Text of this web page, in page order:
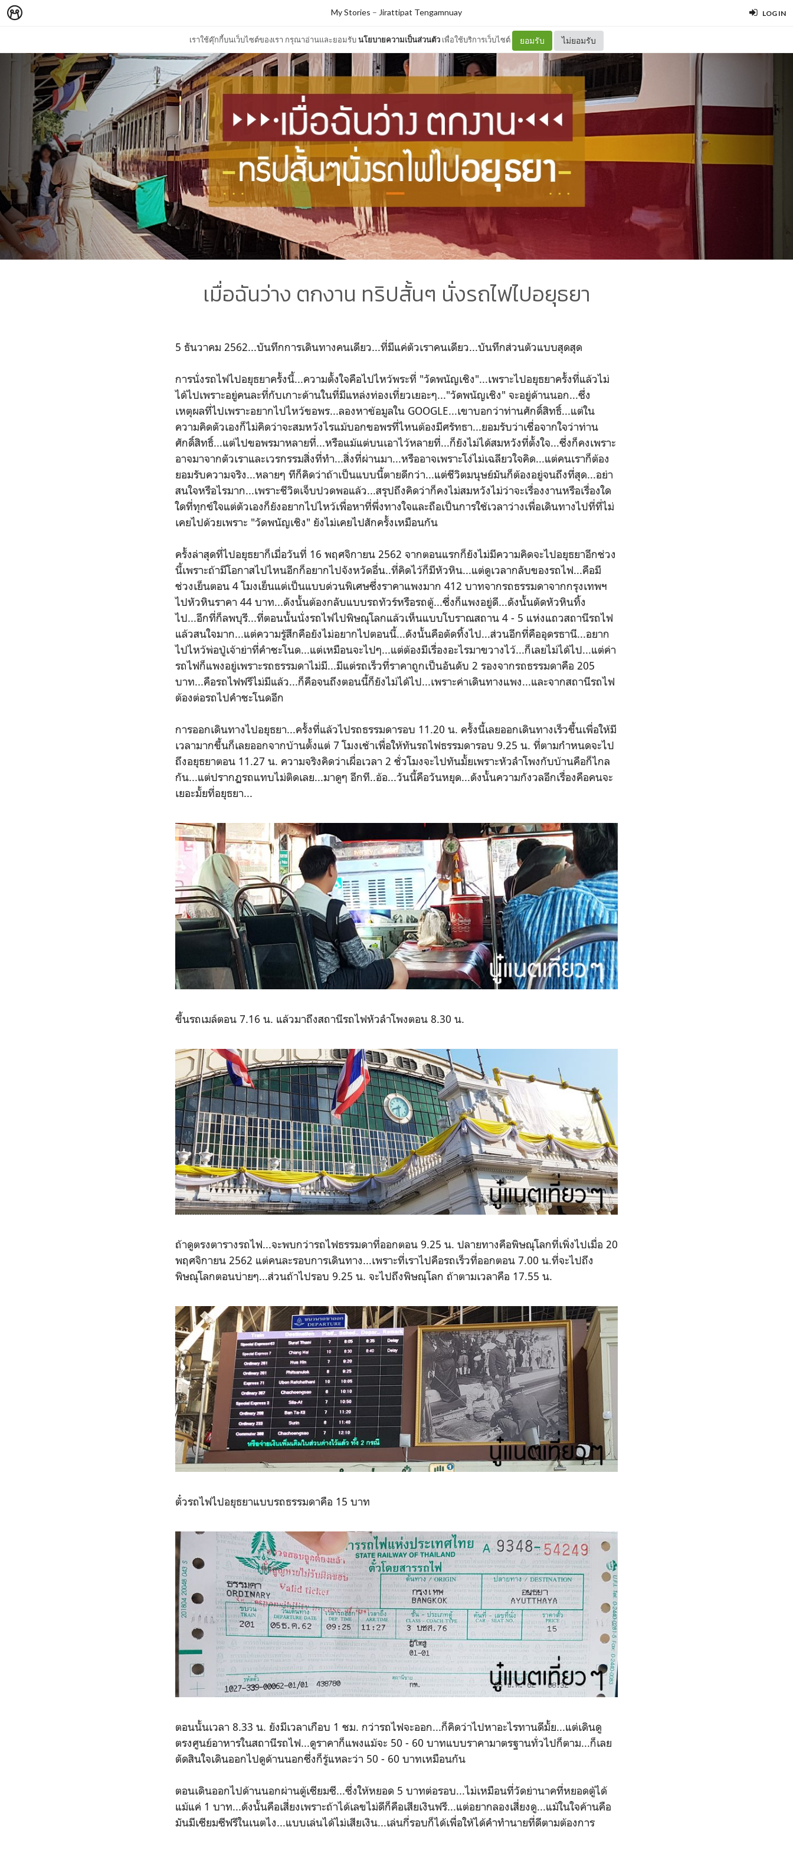
LOG IN
เราใช้คุ๊กกี้บนเว็บไซต์ของเรา กรุณาอ่านและยอมรับนโยบายความเป็นส่วนตัว เพื่อใช้บริการเว็บไซต์ ยอมรับ ไม่ยอมรับ
My Stories – Jirattipat Tengamnuay
เมื่อฉันว่าง ตกงาน ทริปสั้นๆ นั่งรถไฟไปอยุธยา
5 ธันวาคม 2562...บันทึกการเดินทางคนเดียว...ที่มีแค่ตัวเราคนเดียว...บันทึกส่วนตัวแบบสุดสุด
การนั่งรถไฟไปอยุธยาครั้งนี้...ความตั้งใจคือไปไหว้พระที่ "วัดพนัญเชิง"...เพราะไปอยุธยาครั้งที่แล้วไม่
ได้ไปเพราะอยู่คนละที่กับเกาะด้านในที่มีแหล่งท่องเที่ยวเยอะๆ..."วัดพนัญเชิง" จะอยู่ด้านนอก...ซึ่ง
เหตุผลที่ไปเพราะอยากไปไหว้ขอพร...ลองหาข้อมูลใน GOOGLE...เขาบอกว่าท่านศักดิ์สิทธิ์...แต่ใน
ความคิดตัวเองก็ไม่คิดว่าจะสมหวังไรแม้บอกขอพรที่ไหนต้องมีศรัทธา...ยอมรับว่าเชื่อจากใจว่าท่าน
ศักดิ์สิทธิ์...แต่ไปขอพรมาหลายที่...หรือแม้แต่บนเอาไว้หลายที่...ก็ยังไม่ได้สมหวังที่ตั้งใจ...ซึ่งก็คงเพราะ
อาจมาจากตัวเราและเวรกรรมสิ่งที่ทำ...สิ่งที่ผ่านมา...หรืออาจเพราะโง่ไม่เฉลียวใจคิด...แต่คนเราก็ต้อง
ยอมรับความจริง...หลายๆ ทีก็คิดว่าถ้าเป็นแบบนี้ตายดีกว่า...แต่ชีวิตมนุษย์มันก็ต้องอยู่จนถึงที่สุด...อย่า
สนใจหรือไรมาก...เพราะชีวิตเจ็บปวดพอแล้ว...สรุปถึงคิดว่าก็คงไม่สมหวังไม่ว่าจะเรื่องงานหรือเรื่องใด
ใดที่ทุกข์ใจแต่ตัวเองก็ยังอยากไปไหว้เพื่อหาที่พึ่งทางใจและถือเป็นการใช้เวลาว่างเพื่อเดินทางไปที่ที่ไม่
เคยไปด้วยเพราะ "วัดพนัญเชิง" ยังไม่เคยไปสักครั้งเหมือนกัน
ครั้งล่าสุดที่ไปอยุธยาก็เมื่อวันที่ 16 พฤศจิกายน 2562 จากตอนแรกก็ยังไม่มีความคิดจะไปอยุธยาอีกช่วง
นี้เพราะถ้ามีโอกาสไปไหนอีกก็อยากไปจังหวัดอื่น..ที่คิดไว้ก็มีหัวหิน...แต่ดูเวลากลับของรถไฟ...คือมี
ช่วงเย็นตอน 4 โมงเย็นแต่เป็นแบบด่วนพิเศษซึ่งราคาแพงมาก 412 บาทจากรถธรรมดาจากกรุงเทพฯ
ไปหัวหินราคา 44 บาท...ดังนั้นต้องกลับแบบรถทัวร์หรือรถตู้...ซึ่งก็แพงอยู่ดี...ดังนั้นตัดหัวหินทิ้ง
ไป...อีกที่ก็ลพบุรี...ที่ตอนนั้นนั่งรถไฟไปพิษณุโลกแล้วเห็นแบบโบราณสถาน 4 - 5 แห่งแถวสถานีรถไฟ
แล้วสนใจมาก...แต่ความรู้สึกคือยังไม่อยากไปตอนนี้...ดังนั้นคือตัดทิ้งไป...ส่วนอีกที่คืออุดรธานี...อยาก
ไปไหว้พ่อปู่เจ้าย่าที่คำชะโนด...แต่เหมือนจะไปๆ...แต่ต้องมีเรื่องอะไรมาขวางไว้...ก็เลยไม่ได้ไป...แต่ค่า
รถไฟก็แพงอยู่เพราะรถธรรมดาไม่มี...มีแต่รถเร็วที่ราคาถูกเป็นอันดับ 2 รองจากรถธรรมดาคือ 205
บาท...คือรถไฟฟรีไม่มีแล้ว...ก็คือจนถึงตอนนี้ก็ยังไม่ได้ไป...เพราะค่าเดินทางแพง...และจากสถานีรถไฟ
ต้องต่อรถไปคำชะโนดอีก
การออกเดินทางไปอยุธยา...ครั้งที่แล้วไปรถธรรมดารอบ 11.20 น. ครั้งนี้เลยออกเดินทางเร็วขึ้นเพื่อให้มี
เวลามากขึ้นก็เลยออกจากบ้านตั้งแต่ 7 โมงเช้าเพื่อให้ทันรถไฟธรรมดารอบ 9.25 น. ที่ตามกำหนดจะไป
ถึงอยุธยาตอน 11.27 น. ความจริงคิดว่าเผื่อเวลา 2 ชั่วโมงจะไปทันมั้ยเพราะหัวลำโพงกับบ้านคือก็ไกล
กัน...แต่ปรากฏรถแทบไม่ติดเลย...มาดูๆ อีกที..อ้อ...วันนี้คือวันหยุด...ดังนั้นความกังวลอีกเรื่องคือคนจะ
เยอะมั้ยที่อยุธยา...
ขึ้นรถเมล์ตอน 7.16 น. แล้วมาถึงสถานีรถไฟหัวลำโพงตอน 8.30 น.
ถ้าดูตรงตารางรถไฟ...จะพบกว่ารถไฟธรรมดาที่ออกตอน 9.25 น. ปลายทางคือพิษณุโลกที่เพิ่งไปเมื่อ 20
พฤศจิกายน 2562 แต่คนละรอบการเดินทาง...เพราะที่เราไปคือรถเร็วที่ออกตอน 7.00 น.ที่จะไปถึง
พิษณุโลกตอนบ่ายๆ...ส่วนถ้าไปรอบ 9.25 น. จะไปถึงพิษณุโลก ถ้าตามเวลาคือ 17.55 น.
ตั๋วรถไฟไปอยุธยาแบบรถธรรมดาคือ 15 บาท
ตอนนั้นเวลา 8.33 น. ยังมีเวลาเกือบ 1 ชม. กว่ารถไฟจะออก...ก็คิดว่าไปหาอะไรทานดีมั้ย...แต่เดินดู
ตรงศูนย์อาหารในสถานีรถไฟ...ดูราคาก็แพงแม้จะ 50 - 60 บาทแบบราคามาตรฐานทั่วไปก็ตาม...ก็เลย
ตัดสินใจเดินออกไปดูด้านนอกซึ่งก็รู้แหละว่า 50 - 60 บาทเหมือนกัน
ตอนเดินออกไปด้านนอกผ่านตู้เซียมซี...ซึ่งให้หยอด 5 บาทต่อรอบ...ไม่เหมือนที่วัดย่านาคที่หยอดตู้ได้
แม้แค่ 1 บาท...ดังนั้นคือเสี่ยงเพราะถ้าได้เลขไม่ดีก็คือเสียเงินฟรี...แต่อยากลองเสี่ยงดู...แม้ในใจค้านคือ
มันมีเซียมซีฟรีในเนตไง...แบบเล่นได้ไม่เสียเงิน...เล่นกี่รอบก็ได้เพื่อให้ได้คำทำนายที่ดีตามต้องการ